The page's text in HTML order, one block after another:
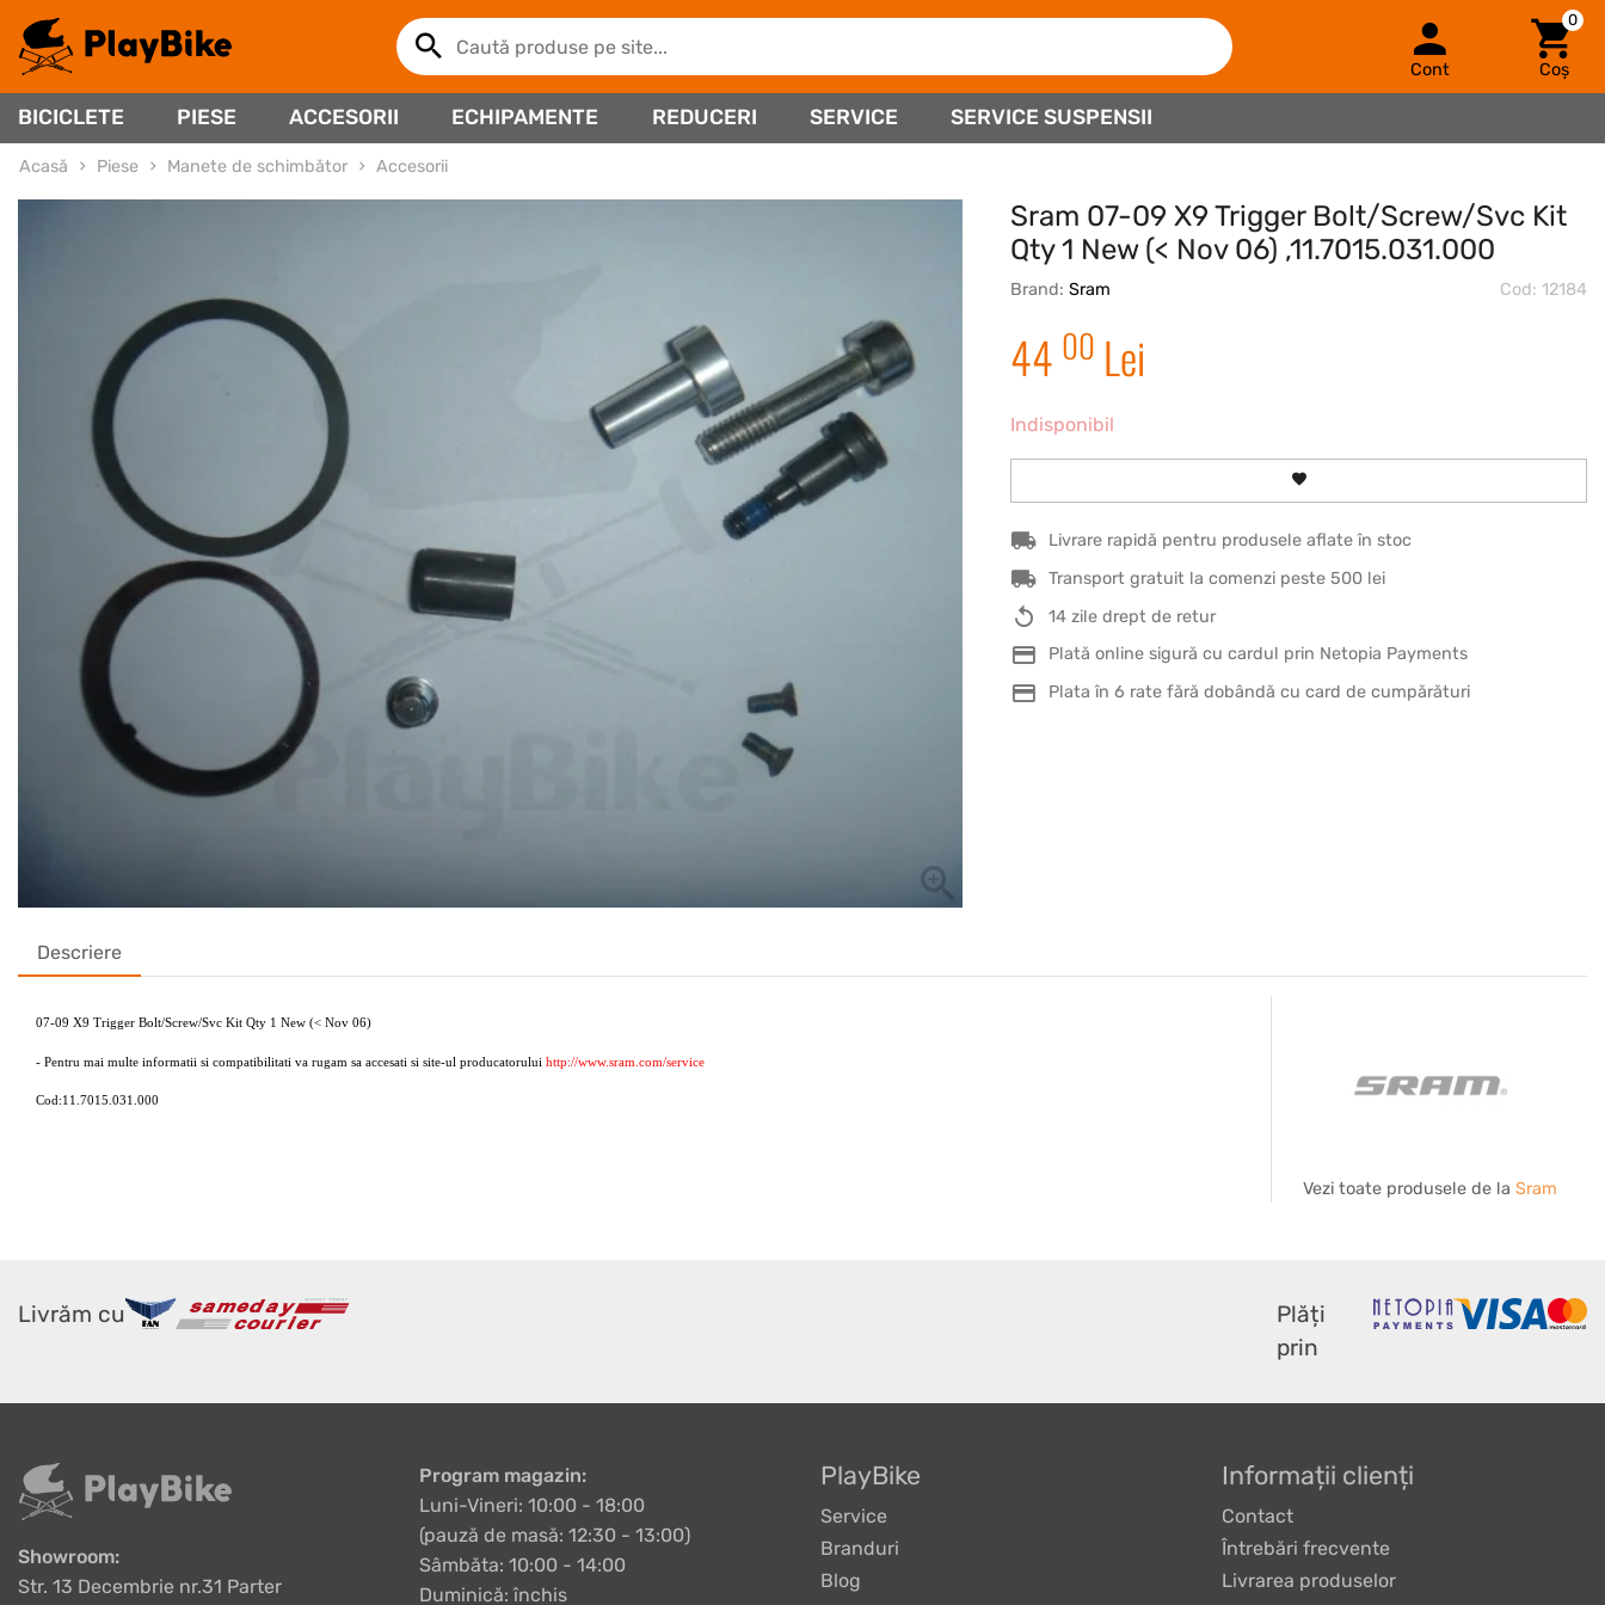
Cont Coș
0
BICICLETE PIESE ACCESORII ECHIPAMENTE REDUCERI SERVICE SERVICE SUSPENSII
Acasă Piese Manete de schimbător Accesorii
Sram 07-09 X9 Trigger Bolt/Screw/Svc Kit
Qty 1 New (< Nov 06) ,11.7015.031.000
Brand:Sram Cod: 12184
44 00 Lei
Indisponibil
Livrare rapidă pentru produsele aflate în stoc
Transport gratuit la comenzi peste 500 lei
14 zile drept de retur
Plată online sigură cu cardul prin Netopia Payments
Plata în 6 rate fără dobândă cu card de cumpărături
Descriere
07-09 X9 Trigger Bolt/Screw/Svc Kit Qty 1 New (< Nov 06)
- Pentru mai multe informatii si compatibilitati va rugam sa accesati si site-ul producatorului http://www.sram.com/service
Cod:11.7015.031.000
Vezi toate produsele de la Sram
Livrăm cu
Plăți
prin
Showroom:
Str. 13 Decembrie nr.31 Parter
Program magazin:
Luni-Vineri: 10:00 - 18:00
(pauză de masă: 12:30 - 13:00)
Sâmbăta: 10:00 - 14:00
Duminică: închis
PlayBike
Service
Branduri
Blog
Informații clienți
Contact
Întrebări frecvente
Livrarea produselor